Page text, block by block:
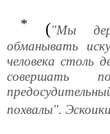
* ("Мы
обманывать
человека столь
совершать
похвалы".